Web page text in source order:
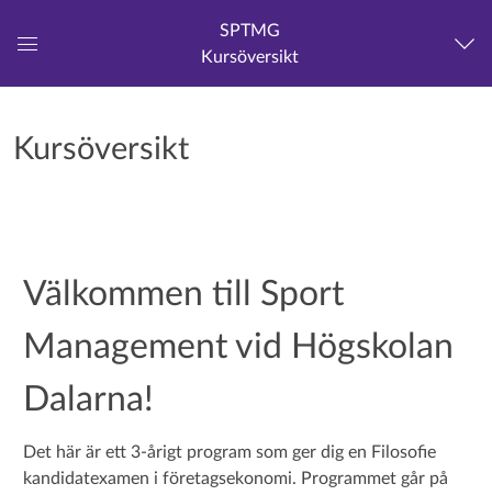
navigationsmeny
SPTMG
Kursöversikt
Kursöversikt
Välkommen till Sport
Management vid Högskolan
Dalarna!
Det här är ett 3-årigt program som ger dig en Filosofie
kandidatexamen i företagsekonomi. Programmet går på